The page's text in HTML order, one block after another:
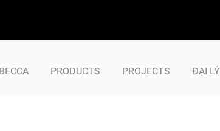
PRODUCTS PROJECTS ĐẠI LÝ